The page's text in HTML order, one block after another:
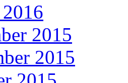
2015
2015